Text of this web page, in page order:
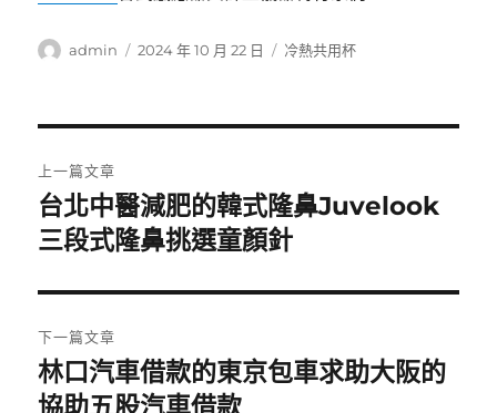
作
admin
發
2024 年 10 月 22 日
分
冷熱共用杯
章
導
覽
上一篇文章
上
一
文
章:
台北中醫減肥的韓式隆鼻Juvelook
三段式隆鼻挑選童顏針
下一篇文章
下
一
林口汽車借款的東京包車求助大阪的
協助五股汽車借款